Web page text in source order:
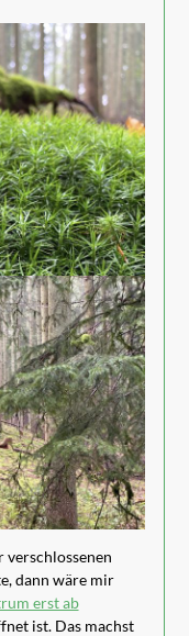
verschlossenen
dann wäre mir
erst ab
ist. Das machst